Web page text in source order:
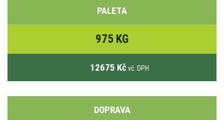
PALETA
975 KG
12675 Kč vč. DPH
DOPRAVA